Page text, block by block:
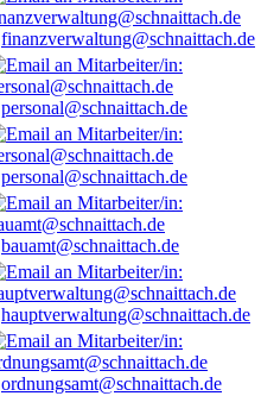
finanzverwaltung@schnaittach.de
personal@schnaittach.de
personal@schnaittach.de
bauamt@schnaittach.de
hauptverwaltung@schnaittach.de
ordnungsamt@schnaittach.de